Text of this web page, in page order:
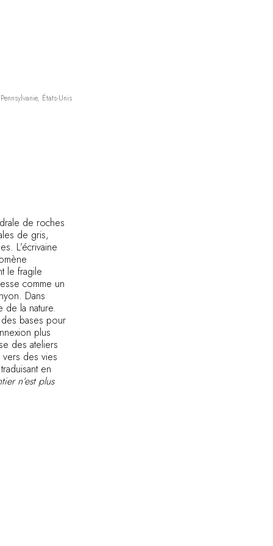
États-Unis
de roches
de gris,
L’écrivaine
le fragile
comme un
Dans
de la nature.
bases pour
plus
des ateliers
des vies
en
n’est plus